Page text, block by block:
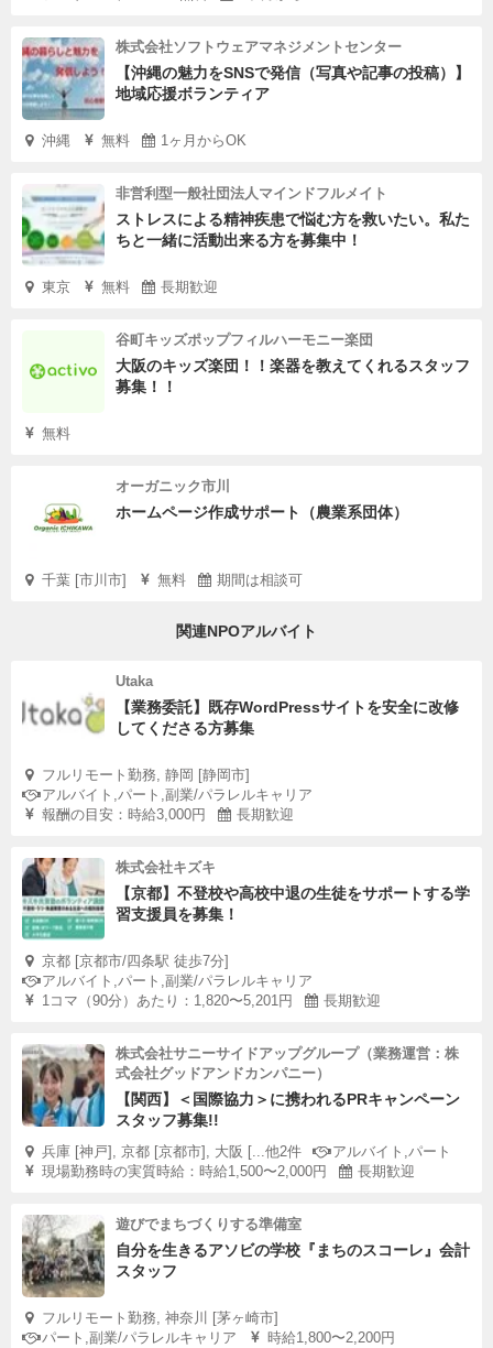
株式会社ソフトウェアマネジメントセンター
【沖縄の魅力をSNSで発信（写真や記事の投稿）】
地域応援ボランティア
沖縄 無料 1ヶ月からOK
非営利型一般社団法人マインドフルメイト
ストレスによる精神疾患で悩む方を救いたい。私た
ちと一緒に活動出来る方を募集中！
東京 無料 長期歓迎
谷町キッズポップフィルハーモニー楽団
大阪のキッズ楽団！！楽器を教えてくれるスタッフ
募集！！
無料
オーガニック市川
ホームページ作成サポート（農業系団体）
千葉 [市川市] 無料 期間は相談可
関連NPOアルバイト
Utaka
【業務委託】既存WordPressサイトを安全に改修
してくださる方募集
フルリモート勤務, 静岡 [静岡市]
アルバイト,パート,副業/パラレルキャリア
報酬の目安：時給3,000円
長期歓迎
株式会社キズキ
【京都】不登校や高校中退の生徒をサポートする学
習支援員を募集！
京都 [京都市/四条駅 徒歩7分]
アルバイト,パート,副業/パラレルキャリア
1コマ（90分）あたり：1,820〜5,201円
長期歓迎
株式会社サニーサイドアップグループ（業務運営：株
式会社グッドアンドカンパニー）
【関西】＜国際協力＞に携われるPRキャンペーン
スタッフ募集!!
兵庫 [神戸], 京都 [京都市], 大阪 [...他2件
アルバイト,パート
現場勤務時の実質時給：時給1,500〜2,000円
長期歓迎
遊びでまちづくりする準備室
自分を生きるアソビの学校『まちのスコーレ』会計
スタッフ
フルリモート勤務, 神奈川 [茅ヶ崎市]
パート,副業/パラレルキャリア
時給1,800〜2,200円